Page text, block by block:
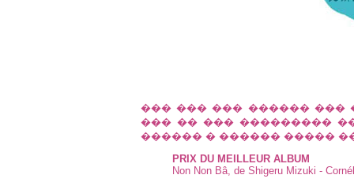
��� ��� ��� ������ ���
��� �� ��� ���������
������ � ������ �����
PRIX DU MEILLEUR ALBUM
Non Non Bâ, de Shigeru Mizuki -